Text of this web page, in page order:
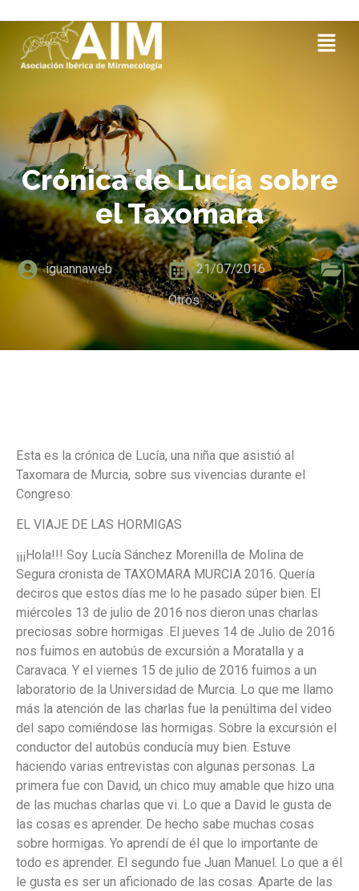
Crónica de Lucía sobre
el Taxomara
iguannaweb 21/07/2016
Otros
Esta es la crónica de Lucía, una niña que asistió al
Taxomara de Murcia, sobre sus vivencias durante el
Congreso:
EL VIAJE DE LAS HORMIGAS
¡¡¡Hola!!! Soy Lucía Sánchez Morenilla de Molina de
Segura cronista de TAXOMARA MURCIA 2016. Quería
deciros que estos días me lo he pasado súper bien. El
miércoles 13 de julio de 2016 nos dieron unas charlas
preciosas sobre hormigas .El jueves 14 de Julio de 2016
nos fuimos en autobús de excursión a Moratalla y a
Caravaca. Y el viernes 15 de julio de 2016 fuimos a un
laboratorio de la Universidad de Murcia. Lo que me llamo
más la atención de las charlas fue la penúltima del video
del sapo comiéndose las hormigas. Sobre la excursión el
conductor del autobús conducía muy bien. Estuve
haciendo varias entrevistas con algunas personas. La
primera fue con David, un chico muy amable que hizo una
de las muchas charlas que vi. Lo que a David le gusta de
las cosas es aprender. De hecho sabe muchas cosas
sobre hormigas. Yo aprendí de él que lo importante de
todo es aprender. El segundo fue Juan Manuel. Lo que a él
le gusta es ser un aficionado de las cosas. Aparte de las